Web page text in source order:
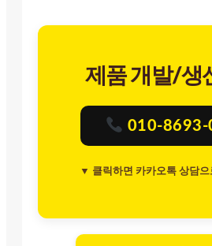
제품 개발/생
010-8693-
▼ 클릭하면 카카오톡 상담으